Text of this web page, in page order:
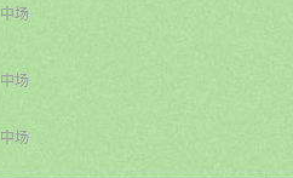
中场
中场
中场